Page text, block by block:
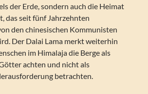
der Erde, sondern auch die Heimat
das seit fünf Jahrzehnten
den chinesischen Kommunisten
Der Dalai Lama merkt weiterhin
im Himalaja die Berge als
achten und nicht als
betrachten.